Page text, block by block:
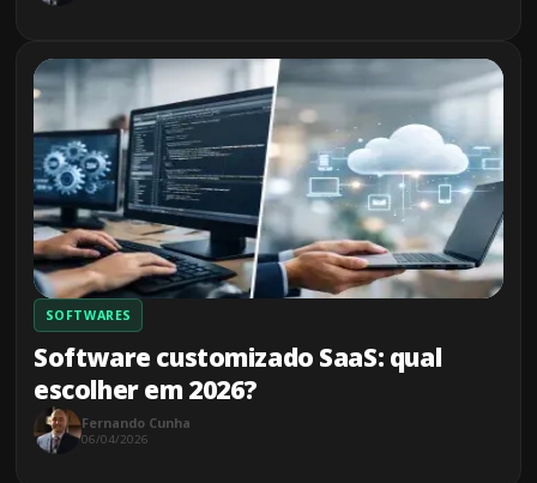
SOFTWARES
Software customizado SaaS: qual
escolher em 2026?
Fernando Cunha
06/04/2026